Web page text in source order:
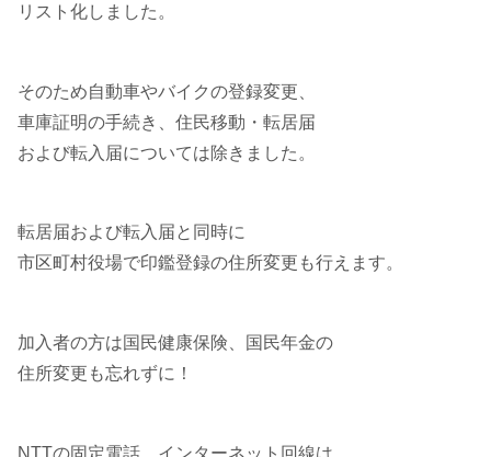
リスト化しました。
そのため自動車やバイクの登録変更、
車庫証明の手続き、住民移動・転居届
および転入届については除きました。
転居届および転入届と同時に
市区町村役場で印鑑登録の住所変更も行えます。
加入者の方は国民健康保険、国民年金の
住所変更も忘れずに！
NTTの固定電話、インターネット回線は